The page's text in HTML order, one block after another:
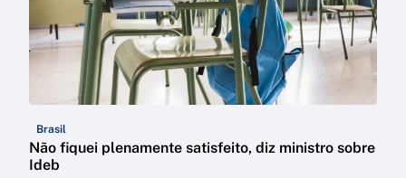
Brasil
Não fiquei plenamente satisfeito, diz ministro sobre
Ideb